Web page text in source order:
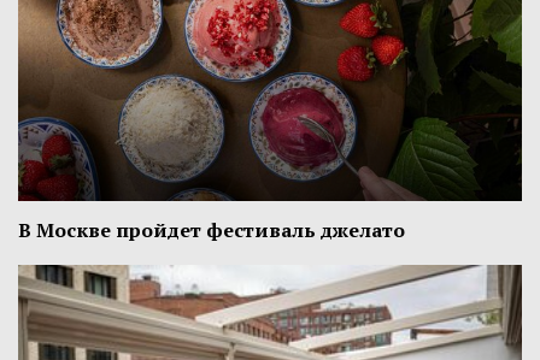
В Москве пройдет фестиваль джелато